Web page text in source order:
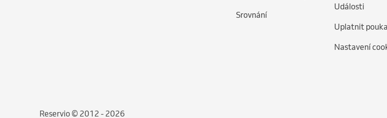
Srovnání
Události
Uplatnit
Nastavení
Reservio © 2012 - 2026